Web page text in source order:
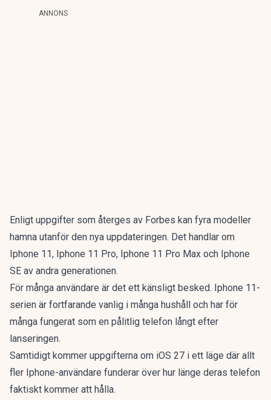
ANNONS
Enligt uppgifter som återges av Forbes kan fyra modeller
hamna utanför den nya uppdateringen. Det handlar om
Iphone 11, Iphone 11 Pro, Iphone 11 Pro Max och Iphone
SE av andra generationen.
För många användare är det ett känsligt besked. Iphone 11-
serien är fortfarande vanlig i många hushåll och har för
många fungerat som en pålitlig telefon långt efter
lanseringen.
Samtidigt kommer uppgifterna om iOS 27 i ett läge där allt
fler Iphone-användare funderar över hur länge deras telefon
faktiskt kommer att hålla.